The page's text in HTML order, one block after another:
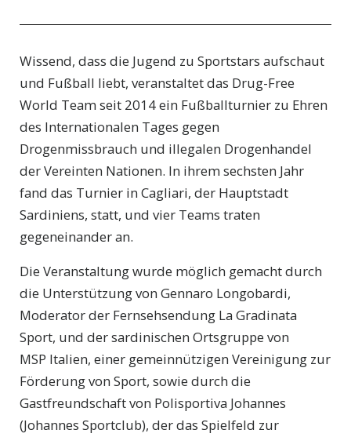
Wissend, dass die Jugend zu Sportstars aufschaut
und Fußball liebt, veranstaltet das Drug-Free
World Team seit 2014 ein Fußballturnier zu Ehren
des Internationalen Tages gegen
Drogenmissbrauch und illegalen Drogenhandel
der Vereinten Nationen. In ihrem sechsten Jahr
fand das Turnier in Cagliari, der Hauptstadt
Sardiniens, statt, und vier Teams traten
gegeneinander an.
Die Veranstaltung wurde möglich gemacht durch
die Unterstützung von Gennaro Longobardi,
Moderator der Fernsehsendung La Gradinata
Sport, und der sardinischen Ortsgruppe von
MSP Italien, einer gemeinnützigen Vereinigung zur
Förderung von Sport, sowie durch die
Gastfreundschaft von Polisportiva Johannes
(Johannes Sportclub), der das Spielfeld zur